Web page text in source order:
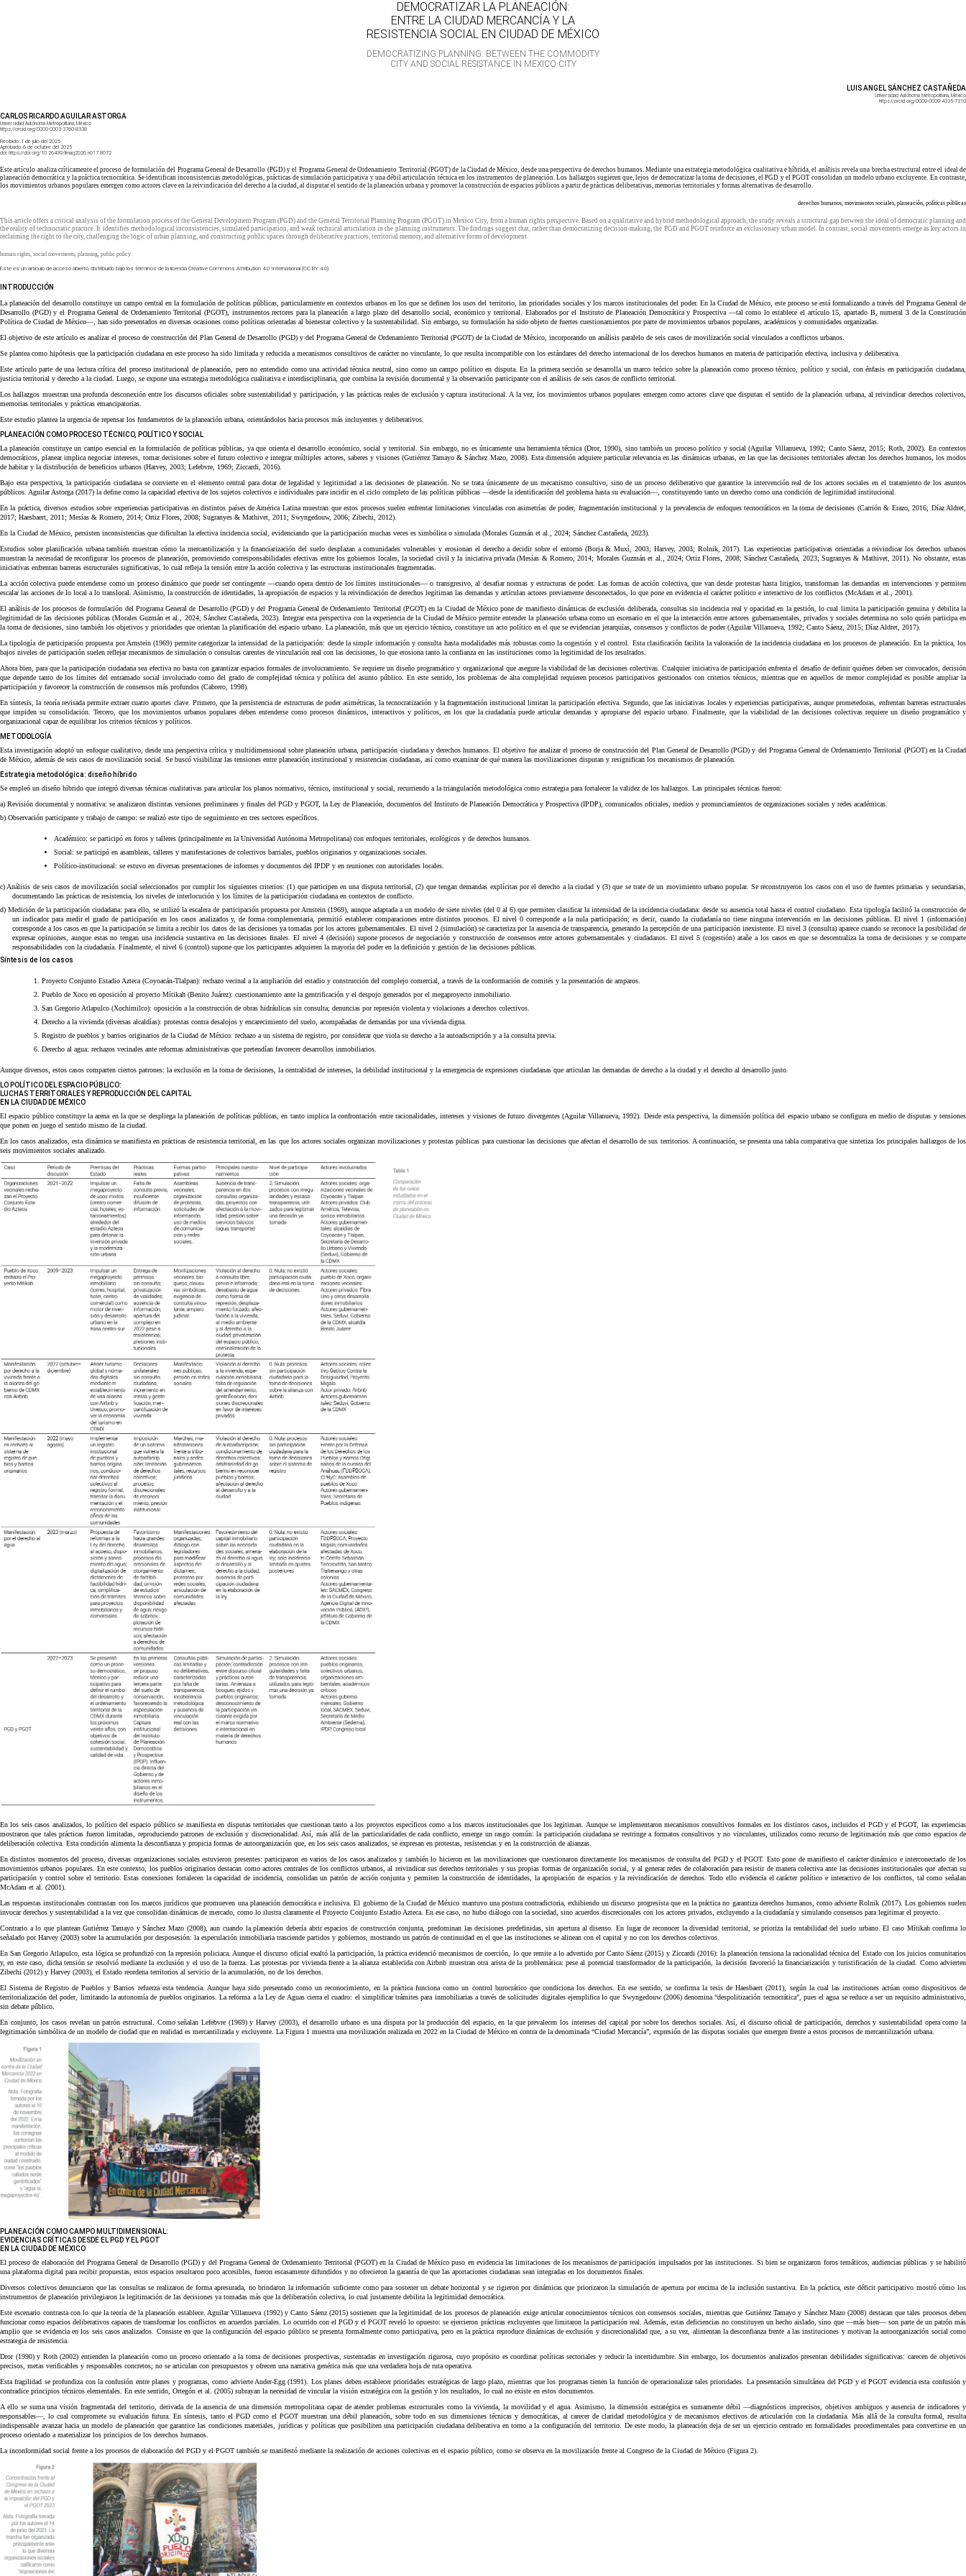
DEMOCRATIZAR LA PLANEACIÓN:
ENTRE LA CIUDAD MERCANCÍA Y LA
RESISTENCIA SOCIAL EN CIUDAD DE MÉXICO
DEMOCRATIZING PLANNING: BETWEEN THE COMMODITY
CITY AND SOCIAL RESISTANCE IN MEXICO CITY
LUIS ANGEL SÁNCHEZ CASTAÑEDA
Universidad Autónoma Metropolitana, México
https://orcid.org/0009-0009-4335-7310
CARLOS RICARDO AGUILAR ASTORGA
Universidad Autónoma Metropolitana, México
https://orcid.org/0000-0003-3760-8338
Recibido: 1 de julio del 2025
Aprobado: 6 de octubre del 2025
doi: https://doi.org/10.26439/limaq2026.n017.8072
Este artículo analiza críticamente el proceso de formulación del Programa General de Desarrollo (PGD) y el Programa General de Ordenamiento Territorial (PGOT) de la Ciudad de México, desde una perspectiva de derechos humanos. Mediante una estrategia metodológica cualitativa e híbrida, el análisis revela una brecha estructural entre el ideal de
planeación democrática y la práctica tecnocrática. Se identifican inconsistencias metodológicas, prácticas de simulación participativa y una débil articulación técnica en los instrumentos de planeación. Los hallazgos sugieren que, lejos de democratizar la toma de decisiones, el PGD y el PGOT consolidan un modelo urbano excluyente. En contraste,
los movimientos urbanos populares emergen como actores clave en la reivindicación del derecho a la ciudad, al disputar el sentido de la planeación urbana y promover la construcción de espacios públicos a partir de prácticas deliberativas, memorias territoriales y formas alternativas de desarrollo.
derechos humanos, movimientos sociales, planeación, políticas públicas
This article offers a critical analysis of the formulation process of the General Development Program (PGD) and the General Territorial Planning Program (PGOT) in Mexico City, from a human rights perspective. Based on a qualitative and hybrid methodological approach, the study reveals a structural gap between the ideal of democratic planning and
the reality of technocratic practice. It identifies methodological inconsistencies, simulated participation, and weak technical articulation in the planning instruments. The findings suggest that, rather than democratizing decision-making, the PGD and PGOT reinforce an exclusionary urban model. In contrast, social movements emerge as key actors in
reclaiming the right to the city, challenging the logic of urban planning, and constructing public spaces through deliberative practices, territorial memory, and alternative forms of development.
human rights, social movements, planning, public policy
Este es un artículo de acceso abierto, distribuido bajo los términos de la licencia Creative Commons Attribution 4.0 International (CC BY 4.0).
INTRODUCCIÓN
La planeación del desarrollo constituye un campo central en la formulación de políticas públicas, particularmente en contextos urbanos en los que se definen los usos del territorio, las prioridades sociales y los marcos institucionales del poder. En la Ciudad de México, este proceso se está formalizando a través del Programa General de
Desarrollo (PGD) y el Programa General de Ordenamiento Territorial (PGOT), instrumentos rectores para la planeación a largo plazo del desarrollo social, económico y territorial. Elaborados por el Instituto de Planeación Democrática y Prospectiva —tal como lo establece el artículo 15, apartado B, numeral 3 de la Constitución
Política de Ciudad de México—, han sido presentados en diversas ocasiones como políticas orientadas al bienestar colectivo y la sustentabilidad. Sin embargo, su formulación ha sido objeto de fuertes cuestionamientos por parte de movimientos urbanos populares, académicos y comunidades organizadas.
El objetivo de este artículo es analizar el proceso de construcción del Plan General de Desarrollo (PGD) y del Programa General de Ordenamiento Territorial (PGOT) de la Ciudad de México, incorporando un análisis paralelo de seis casos de movilización social vinculados a conflictos urbanos.
Se plantea como hipótesis que la participación ciudadana en este proceso ha sido limitada y reducida a mecanismos consultivos de carácter no vinculante, lo que resulta incompatible con los estándares del derecho internacional de los derechos humanos en materia de participación efectiva, inclusiva y deliberativa.
Este artículo parte de una lectura crítica del proceso institucional de planeación, pero no entendido como una actividad técnica neutral, sino como un campo político en disputa. En la primera sección se desarrolla un marco teórico sobre la planeación como proceso técnico, político y social, con énfasis en participación ciudadana,
justicia territorial y derecho a la ciudad. Luego, se expone una estrategia metodológica cualitativa e interdisciplinaria, que combina la revisión documental y la observación participante con el análisis de seis casos de conflicto territorial.
Los hallazgos muestran una profunda desconexión entre los discursos oficiales sobre sustentabilidad y participación, y las prácticas reales de exclusión y captura institucional. A la vez, los movimientos urbanos populares emergen como actores clave que disputan el sentido de la planeación urbana, al reivindicar derechos colectivos,
memorias territoriales y prácticas emancipatorias.
Este estudio plantea la urgencia de repensar los fundamentos de la planeación urbana, orientándolos hacia procesos más incluyentes y deliberativos.
PLANEACIÓN COMO PROCESO TÉCNICO, POLÍTICO Y SOCIAL
La planeación constituye un campo esencial en la formulación de políticas públicas, ya que orienta el desarrollo económico, social y territorial. Sin embargo, no es únicamente una herramienta técnica (Dror, 1990), sino también un proceso político y social (Aguilar Villanueva, 1992; Canto Sáenz, 2015; Roth, 2002). En contextos
democráticos, planear implica negociar intereses, tomar decisiones sobre el futuro colectivo e integrar múltiples actores, saberes y visiones (Gutiérrez Tamayo & Sánchez Mazo, 2008). Esta dimensión adquiere particular relevancia en las dinámicas urbanas, en las que las decisiones territoriales afectan los derechos humanos, los modos
de habitar y la distribución de beneficios urbanos (Harvey, 2003; Lefebvre, 1969; Ziccardi, 2016).
Bajo esta perspectiva, la participación ciudadana se convierte en el elemento central para dotar de legalidad y legitimidad a las decisiones de planeación. No se trata únicamente de un mecanismo consultivo, sino de un proceso deliberativo que garantice la intervención real de los actores sociales en el tratamiento de los asuntos
públicos. Aguilar Astorga (2017) la define como la capacidad efectiva de los sujetos colectivos e individuales para incidir en el ciclo completo de las políticas públicas —desde la identificación del problema hasta su evaluación—, constituyendo tanto un derecho como una condición de legitimidad institucional.
En la práctica, diversos estudios sobre experiencias participativas en distintos países de América Latina muestran que estos procesos suelen enfrentar limitaciones vinculadas con asimetrías de poder, fragmentación institucional y la prevalencia de enfoques tecnocráticos en la toma de decisiones (Carrión & Erazo, 2016; Díaz Aldret,
2017; Haesbaert, 2011; Mesías & Romero, 2014; Ortiz Flores, 2008; Sugranyes & Mathivet, 2011; Swyngedouw, 2006; Zibechi, 2012).
En la Ciudad de México, persisten inconsistencias que dificultan la efectiva incidencia social, evidenciando que la participación muchas veces es simbólica o simulada (Morales Guzmán et al., 2024; Sánchez Castañeda, 2023).
Estudios sobre planificación urbana también muestran cómo la mercantilización y la financiarización del suelo desplazan a comunidades vulnerables y erosionan el derecho a decidir sobre el entorno (Borja & Muxí, 2003; Harvey, 2003; Rolnik, 2017). Las experiencias participativas orientadas a reivindicar los derechos urbanos
muestran la necesidad de reconfigurar los procesos de planeación, promoviendo corresponsabilidades efectivas entre los gobiernos locales, la sociedad civil y la iniciativa privada (Mesías & Romero, 2014; Morales Guzmán et al., 2024; Ortiz Flores, 2008; Sánchez Castañeda, 2023; Sugranyes & Mathivet, 2011). No obstante, estas
iniciativas enfrentan barreras estructurales significativas, lo cual refleja la tensión entre la acción colectiva y las estructuras institucionales fragmentadas.
La acción colectiva puede entenderse como un proceso dinámico que puede ser contingente —cuando opera dentro de los límites institucionales— o transgresivo, al desafiar normas y estructuras de poder. Las formas de acción colectiva, que van desde protestas hasta litigios, transforman las demandas en intervenciones y permiten
escalar las acciones de lo local a lo translocal. Asimismo, la construcción de identidades, la apropiación de espacios y la reivindicación de derechos legitiman las demandas y articulan actores previamente desconectados, lo que pone en evidencia el carácter político e interactivo de los conflictos (McAdam et al., 2001).
El análisis de los procesos de formulación del Programa General de Desarrollo (PGD) y del Programa General de Ordenamiento Territorial (PGOT) en la Ciudad de México pone de manifiesto dinámicas de exclusión deliberada, consultas sin incidencia real y opacidad en la gestión, lo cual limita la participación genuina y debilita la
legitimidad de las decisiones públicas (Morales Guzmán et al., 2024; Sánchez Castañeda, 2023). Integrar esta perspectiva con la experiencia de la Ciudad de México permite entender la planeación urbana como un escenario en el que la interacción entre actores gubernamentales, privados y sociales determina no solo quién participa en
la toma de decisiones, sino también los objetivos y prioridades que orientan la planificación del espacio urbano. La planeación, más que un ejercicio técnico, constituye un acto político en el que se evidencian jerarquías, consensos y conflictos de poder (Aguilar Villanueva, 1992; Canto Sáenz, 2015; Díaz Aldret, 2017).
La tipología de participación propuesta por Arnstein (1969) permite categorizar la intensidad de la participación: desde la simple información y consulta hasta modalidades más robustas como la cogestión y el control. Esta clasificación facilita la valoración de la incidencia ciudadana en los procesos de planeación. En la práctica, los
bajos niveles de participación suelen reflejar mecanismos de simulación o consultas carentes de vinculación real con las decisiones, lo que erosiona tanto la confianza en las instituciones como la legitimidad de los resultados.
Ahora bien, para que la participación ciudadana sea efectiva no basta con garantizar espacios formales de involucramiento. Se requiere un diseño programático y organizacional que asegure la viabilidad de las decisiones colectivas. Cualquier iniciativa de participación enfrenta el desafío de definir quiénes deben ser convocados, decisión
que depende tanto de los límites del entramado social involucrado como del grado de complejidad técnica y política del asunto público. En este sentido, los problemas de alta complejidad requieren procesos participativos gestionados con criterios técnicos, mientras que en aquellos de menor complejidad es posible ampliar la
participación y favorecer la construcción de consensos más profundos (Cabrero, 1998).
En síntesis, la teoría revisada permite extraer cuatro aportes clave. Primero, que la persistencia de estructuras de poder asimétricas, la tecnocratización y la fragmentación institucional limitan la participación efectiva. Segundo, que las iniciativas locales y experiencias participativas, aunque prometedoras, enfrentan barreras estructurales
que impiden su consolidación. Tercero, que los movimientos urbanos populares deben entenderse como procesos dinámicos, interactivos y políticos, en los que la ciudadanía puede articular demandas y apropiarse del espacio urbano. Finalmente, que la viabilidad de las decisiones colectivas requiere un diseño programático y
organizacional capaz de equilibrar los criterios técnicos y políticos.
METODOLOGÍA
Esta investigación adoptó un enfoque cualitativo, desde una perspectiva crítica y multidimensional sobre planeación urbana, participación ciudadana y derechos humanos. El objetivo fue analizar el proceso de construcción del Plan General de Desarrollo (PGD) y del Programa General de Ordenamiento Territorial (PGOT) en la Ciudad
de México, además de seis casos de movilización social. Se buscó visibilizar las tensiones entre planeación institucional y resistencias ciudadanas, así como examinar de qué manera las movilizaciones disputan y resignifican los mecanismos de planeación.
Estrategia metodológica: diseño híbrido
Se empleó un diseño híbrido que integró diversas técnicas cualitativas para articular los planos normativo, técnico, institucional y social, recurriendo a la triangulación metodológica como estrategia para fortalecer la validez de los hallazgos. Las principales técnicas fueron:
a) Revisión documental y normativa: se analizaron distintas versiones preliminares y finales del PGD y PGOT, la Ley de Planeación, documentos del Instituto de Planeación Democrática y Prospectiva (IPDP), comunicados oficiales, medios y pronunciamientos de organizaciones sociales y redes académicas.
b) Observación participante y trabajo de campo: se realizó este tipo de seguimiento en tres sectores específicos.
Académico: se participó en foros y talleres (principalmente en la Universidad Autónoma Metropolitana) con enfoques territoriales, ecológicos y de derechos humanos.
Social: se participó en asambleas, talleres y manifestaciones de colectivos barriales, pueblos originarios y organizaciones sociales.
Político-institucional: se estuvo en diversas presentaciones de informes y documentos del IPDP y en reuniones con autoridades locales.
c) Análisis de seis casos de movilización social seleccionados por cumplir los siguientes criterios: (1) que participen en una disputa territorial, (2) que tengan demandas explícitas por el derecho a la ciudad y (3) que se trate de un movimiento urbano popular. Se reconstruyeron los casos con el uso de fuentes primarias y secundarias,
documentando las prácticas de resistencia, los niveles de interlocución y los límites de la participación ciudadana en contextos de conflicto.
d) Medición de la participación ciudadana: para ello, se utilizó la escalera de participación propuesta por Arnstein (1969), aunque adaptada a un modelo de siete niveles (del 0 al 6) que permiten clasificar la intensidad de la incidencia ciudadana: desde su ausencia total hasta el control ciudadano. Esta tipología facilitó la construcción de
un indicador para medir el grado de participación en los casos analizados y, de forma complementaria, permitió establecer comparaciones entre distintos procesos. El nivel 0 corresponde a la nula participación; es decir, cuando la ciudadanía no tiene ninguna intervención en las decisiones públicas. El nivel 1 (información)
corresponde a los casos en que la participación se limita a recibir los datos de las decisiones ya tomadas por los actores gubernamentales. El nivel 2 (simulación) se caracteriza por la ausencia de transparencia, generando la percepción de una participación inexistente. El nivel 3 (consulta) aparece cuando se reconoce la posibilidad de
expresar opiniones, aunque estas no tengan una incidencia sustantiva en las decisiones finales. El nivel 4 (decisión) supone procesos de negociación y construcción de consensos entre actores gubernamentales y ciudadanos. El nivel 5 (cogestión) atañe a los casos en que se descentraliza la toma de decisiones y se comparte
responsabilidades con la ciudadanía. Finalmente, el nivel 6 (control) supone que los participantes adquieren la mayoría del poder en la definición y gestión de las decisiones públicas.
Síntesis de los casos
Proyecto Conjunto Estadio Azteca (Coyoacán-Tlalpan): rechazo vecinal a la ampliación del estadio y construcción del complejo comercial, a través de la conformación de comités y la presentación de amparos.
Pueblo de Xoco en oposición al proyecto Mítikah (Benito Juárez): cuestionamiento ante la gentrificación y el despojo generados por el megaproyecto inmobiliario.
San Gregorio Atlapulco (Xochimilco): oposición a la construcción de obras hidráulicas sin consulta; denuncias por represión violenta y violaciones a derechos colectivos.
Derecho a la vivienda (diversas alcaldías): protestas contra desalojos y encarecimiento del suelo, acompañadas de demandas por una vivienda digna.
Registro de pueblos y barrios originarios de la Ciudad de México: rechazo a un sistema de registro, por considerar que viola su derecho a la autoadscripción y a la consulta previa.
Derecho al agua: rechazos vecinales ante reformas administrativas que pretendían favorecer desarrollos inmobiliarios.
Aunque diversos, estos casos comparten ciertos patrones: la exclusión en la toma de decisiones, la centralidad de intereses, la debilidad institucional y la emergencia de expresiones ciudadanas que articulan las demandas de derecho a la ciudad y el derecho al desarrollo justo.
LO POLÍTICO DEL ESPACIO PÚBLICO:
LUCHAS TERRITORIALES Y REPRODUCCIÓN DEL CAPITAL
EN LA CIUDAD DE MÉXICO
El espacio público constituye la arena en la que se despliega la planeación de políticas públicas, en tanto implica la confrontación entre racionalidades, intereses y visiones de futuro divergentes (Aguilar Villanueva, 1992). Desde esta perspectiva, la dimensión política del espacio urbano se configura en medio de disputas y tensiones
que ponen en juego el sentido mismo de la ciudad.
En los casos analizados, esta dinámica se manifiesta en prácticas de resistencia territorial, en las que los actores sociales organizan movilizaciones y protestas públicas para cuestionar las decisiones que afectan el desarrollo de sus territorios. A continuación, se presenta una tabla comparativa que sintetiza los principales hallazgos de los
seis movimientos sociales analizado.
En los seis casos analizados, lo político del espacio público se manifiesta en disputas territoriales que cuestionan tanto a los proyectos específicos como a los marcos institucionales que los legitiman. Aunque se implementaron mecanismos consultivos formales en los distintos casos, incluidos el PGD y el PGOT, las experiencias
mostraron que tales prácticas fueron limitadas, reproduciendo patrones de exclusión y discrecionalidad. Así, más allá de las particularidades de cada conflicto, emerge un rasgo común: la participación ciudadana se restringe a formatos consultivos y no vinculantes, utilizados como recurso de legitimación más que como espacios de
deliberación colectiva. Esta condición alimenta la desconfianza y propicia formas de autoorganización que, en los seis casos analizados, se expresan en protestas, resistencias y en la construcción de alianzas.
En distintos momentos del proceso, diversas organizaciones sociales estuvieron presentes: participaron en varios de los casos analizados y también lo hicieron en las movilizaciones que cuestionaron directamente los mecanismos de consulta del PGD y el PGOT. Esto pone de manifiesto el carácter dinámico e interconectado de los
movimientos urbanos populares. En este contexto, los pueblos originarios destacan como actores centrales de los conflictos urbanos, al reivindicar sus derechos territoriales y sus propias formas de organización social, y al generar redes de colaboración para resistir de manera colectiva ante las decisiones institucionales que afectan su
participación y control sobre el territorio. Estas conexiones fortalecen la capacidad de incidencia, consolidan un patrón de acción conjunta y permiten la construcción de identidades, la apropiación de espacios y la reivindicación de derechos. Todo ello evidencia el carácter político e interactivo de los conflictos, tal como señalan
McAdam et al. (2001).
Las respuestas institucionales contrastan con los marcos jurídicos que promueven una planeación democrática e inclusiva. El gobierno de la Ciudad de México mantuvo una postura contradictoria, exhibiendo un discurso progresista que en la práctica no garantiza derechos humanos, como advierte Rolnik (2017). Los gobiernos suelen
invocar derechos y sustentabilidad a la vez que consolidan dinámicas de mercado, como lo ilustra claramente el Proyecto Conjunto Estadio Azteca. En ese caso, no hubo diálogo con la sociedad, sino acuerdos discrecionales con los actores privados, excluyendo a la ciudadanía y simulando consensos para legitimar el proyecto.
Contrario a lo que plantean Gutiérrez Tamayo y Sánchez Mazo (2008), aun cuando la planeación debería abrir espacios de construcción conjunta, predominan las decisiones predefinidas, sin apertura al disenso. En lugar de reconocer la diversidad territorial, se prioriza la rentabilidad del suelo urbano. El caso Mítikah confirma lo
señalado por Harvey (2003) sobre la acumulación por desposesión: la especulación inmobiliaria trasciende partidos y gobiernos, mostrando un patrón de continuidad en el que las instituciones se alinean con el capital y no con los derechos colectivos.
En San Gregorio Atlapulco, esta lógica se profundizó con la represión policiaca. Aunque el discurso oficial exaltó la participación, la práctica evidenció mecanismos de coerción, lo que remite a lo advertido por Canto Sáenz (2015) y Ziccardi (2016): la planeación tensiona la racionalidad técnica del Estado con los juicios comunitarios
y, en este caso, dicha tensión se resolvió mediante la exclusión y el uso de la fuerza. Las protestas por vivienda frente a la alianza establecida con Airbnb muestran otra arista de la problemática: pese al potencial transformador de la participación, la decisión favoreció la financiarización y turistificación de la ciudad. Como advierten
Zibechi (2012) y Harvey (2003), el Estado reordena territorios al servicio de la acumulación, no de los derechos.
El Sistema de Registro de Pueblos y Barrios refuerza esta tendencia. Aunque haya sido presentado como un reconocimiento, en la práctica funciona como un control burocrático que condiciona los derechos. En ese sentido, se confirma la tesis de Haesbaert (2011), según la cual las instituciones actúan como dispositivos de
territorialización del poder, limitando la autonomía de pueblos originarios. La reforma a la Ley de Aguas cierra el cuadro: el simplificar trámites para inmobiliarias a través de solicitudes digitales ejemplifica lo que Swyngedouw (2006) denomina “despolitización tecnocrática”, pues el agua se reduce a ser un requisito administrativo,
sin debate público.
En conjunto, los casos revelan un patrón estructural. Como señalan Lefebvre (1969) y Harvey (2003), el desarrollo urbano es una disputa por la producción del espacio, en la que prevalecen los intereses del capital por sobre los derechos sociales. Así, el discurso oficial de participación, derechos y sustentabilidad opera como la
legitimación simbólica de un modelo de ciudad que en realidad es mercantilizada y excluyente. La Figura 1 muestra una movilización realizada en 2022 en la Ciudad de México en contra de la denominada “Ciudad Mercancía”, expresión de las disputas sociales que emergen frente a estos procesos de mercantilización urbana.
PLANEACIÓN COMO CAMPO MULTIDIMENSIONAL:
EVIDENCIAS CRÍTICAS DESDE EL PGD Y EL PGOT
EN LA CIUDAD DE MÉXICO
El proceso de elaboración del Programa General de Desarrollo (PGD) y del Programa General de Ordenamiento Territorial (PGOT) en la Ciudad de México puso en evidencia las limitaciones de los mecanismos de participación impulsados por las instituciones. Si bien se organizaron foros temáticos, audiencias públicas y se habilitó
una plataforma digital para recibir propuestas, estos espacios resultaron poco accesibles, fueron escasamente difundidos y no ofrecieron la garantía de que las aportaciones ciudadanas sean integradas en los documentos finales.
Diversos colectivos denunciaron que las consultas se realizaron de forma apresurada, no brindaron la información suficiente como para sostener un debate horizontal y se rigieron por dinámicas que priorizaron la simulación de apertura por encima de la inclusión sustantiva. En la práctica, este déficit participativo mostró cómo los
instrumentos de planeación privilegiaron la legitimación de las decisiones ya tomadas más que la deliberación colectiva, lo cual justamente debilita la legitimidad democrática.
Este escenario contrasta con lo que la teoría de la planeación establece. Aguilar Villanueva (1992) y Canto Sáenz (2015) sostienen que la legitimidad de los procesos de planeación exige articular conocimientos técnicos con consensos sociales, mientras que Gutiérrez Tamayo y Sánchez Mazo (2008) destacan que tales procesos deben
funcionar como espacios deliberativos capaces de transformar los conflictos en acuerdos parciales. Lo ocurrido con el PGD y el PGOT reveló lo opuesto: se ejercieron prácticas excluyentes que limitaron la participación real. Además, estas deficiencias no constituyen un hecho aislado, sino que —más bien— son parte de un patrón más
amplio que se evidencia en los seis casos analizados. Consiste en que la configuración del espacio público se presenta formalmente como participativa, pero en la práctica reproduce dinámicas de exclusión y discrecionalidad que, a su vez, alimentan la desconfianza frente a las instituciones y motivan la autoorganización social como
estrategia de resistencia.
Dror (1990) y Roth (2002) entienden la planeación como un proceso orientado a la toma de decisiones prospectivas, sustentadas en investigación rigurosa, cuyo propósito es coordinar políticas sectoriales y reducir la incertidumbre. Sin embargo, los documentos analizados presentan debilidades significativas: carecen de objetivos
precisos, metas verificables y responsables concretos; no se articulan con presupuestos y ofrecen una narrativa genérica más que una verdadera hoja de ruta operativa.
Esta fragilidad se profundiza con la confusión entre planes y programas, como advierte Ander-Egg (1991). Los planes deben establecer prioridades estratégicas de largo plazo, mientras que los programas tienen la función de operacionalizar tales prioridades. La presentación simultánea del PGD y el PGOT evidencia esta confusión y
contradice principios técnicos elementales. En este sentido, Ortegón et al. (2005) subrayan la necesidad de vincular la visión estratégica con la gestión y los resultados, lo cual no existe en estos documentos.
A ello se suma una visión fragmentada del territorio, derivada de la ausencia de una dimensión metropolitana capaz de atender problemas estructurales como la vivienda, la movilidad y el agua. Asimismo, la dimensión estratégica es sumamente débil —diagnósticos imprecisos, objetivos ambiguos y ausencia de indicadores y
responsables—, lo cual compromete su evaluación futura. En síntesis, tanto el PGD como el PGOT muestran una débil planeación, sobre todo en sus dimensiones técnicas y democráticas, al carecer de claridad metodológica y de mecanismos efectivos de articulación con la ciudadanía. Más allá de la consulta formal, resulta
indispensable avanzar hacia un modelo de planeación que garantice las condiciones materiales, jurídicas y políticas que posibiliten una participación ciudadana deliberativa en torno a la configuración del territorio. De este modo, la planeación deja de ser un ejercicio centrado en formalidades procedimentales para convertirse en un
proceso orientado a materializar los principios de los derechos humanos.
La inconformidad social frente a los procesos de elaboración del PGD y el PGOT también se manifestó mediante la realización de acciones colectivas en el espacio público, como se observa en la movilización frente al Congreso de la Ciudad de México (Figura 2).